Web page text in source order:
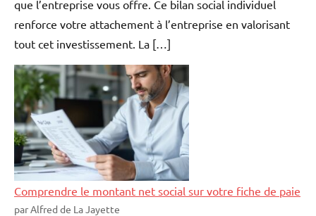
que l’entreprise vous offre. Ce bilan social individuel
renforce votre attachement à l’entreprise en valorisant
tout cet investissement. La […]
Comprendre le montant net social sur votre fiche de paie
par Alfred de La Jayette